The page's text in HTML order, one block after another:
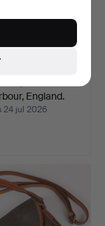
England.
24 jul 2026